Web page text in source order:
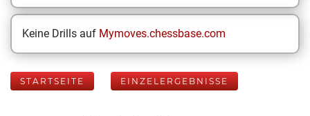
Keine Drills auf Mymoves.chessbase.com
STARTSEITE EINZELERGEBNISSE